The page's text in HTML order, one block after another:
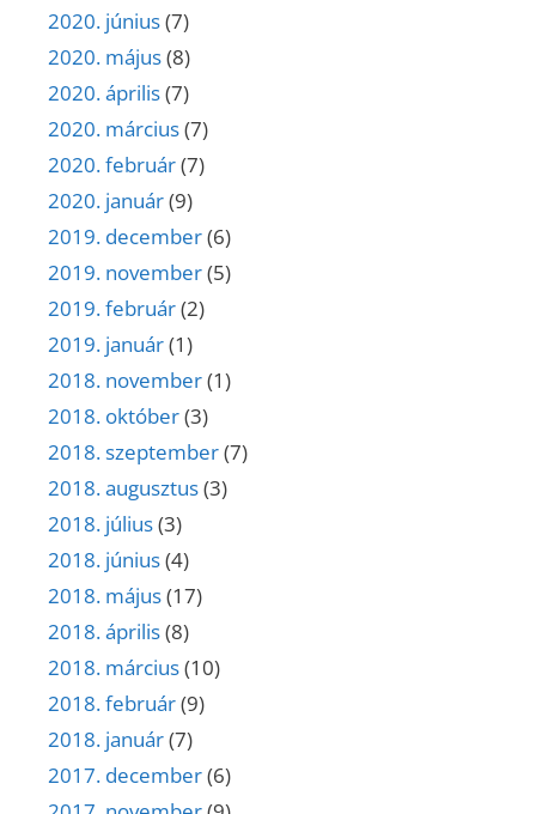
2020. június(7)
2020. május(8)
2020. április(7)
2020. március(7)
2020. február(7)
2020. január(9)
2019. december(6)
2019. november(5)
2019. február(2)
2019. január(1)
2018. november(1)
2018. október(3)
2018. szeptember(7)
2018. augusztus(3)
2018. július(3)
2018. június(4)
2018. május(17)
2018. április(8)
2018. március(10)
2018. február(9)
2018. január(7)
2017. december(6)